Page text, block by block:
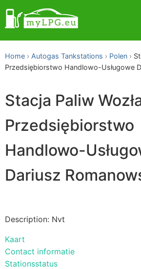
Home Autogas Tankstations Polen
Przedsiębiorstwo Handlowo-Usługowe
Stacja Paliw
Przedsiębiorstwo
Handlowo-
Dariusz
Description: Nvt
Kaart
Contact informatie
Stationsstatus